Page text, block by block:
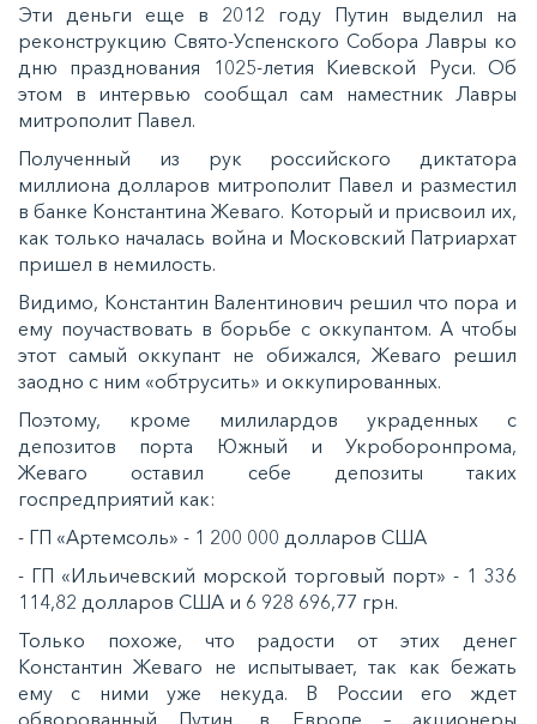
Эти деньги еще в 2012 году Путин выделил на
реконструкцию Свято-Успенского Собора Лавры ко
дню празднования 1025-летия Киевской Руси. Об
этом в интервью сообщал сам наместник Лавры
митрополит Павел.
Полученный из рук российского диктатора
миллиона долларов митрополит Павел и разместил
в банке Константина Жеваго. Который и присвоил их,
как только началась война и Московский Патриархат
пришел в немилость.
Видимо, Константин Валентинович решил что пора и
ему поучаствовать в борьбе с оккупантом. А чтобы
этот самый оккупант не обижался, Жеваго решил
заодно с ним «обтрусить» и оккупированных.
Поэтому, кроме милилардов украденных с
депозитов порта Южный и Укроборонпрома,
Жеваго оставил себе депозиты таких
госпредприятий как:
- ГП «Артемсоль» - 1 200 000 долларов США
- ГП «Ильичевский морской торговый порт» - 1 336
114,82 долларов США и 6 928 696,77 грн.
Только похоже, что радости от этих денег
Константин Жеваго не испытывает, так как бежать
ему с ними уже некуда. В России его ждет
обворованный Путин, в Европе – акционеры